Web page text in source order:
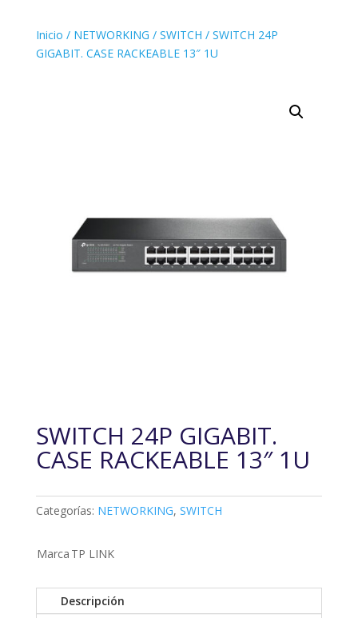
Inicio / NETWORKING / SWITCH / SWITCH 24P
GIGABIT. CASE RACKEABLE 13″ 1U
SWITCH 24P GIGABIT.
CASE RACKEABLE 13″ 1U
Categorías: NETWORKING, SWITCH
Marca TP LINK
Descripción